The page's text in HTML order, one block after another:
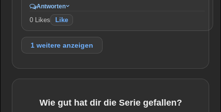
Antworten
0 Likes Like
1 weitere anzeigen
Wie gut hat dir die Serie gefallen?